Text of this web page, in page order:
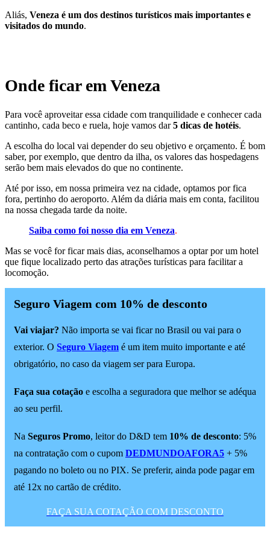
Aliás, Veneza é um dos destinos turísticos mais importantes e
visitados do mundo.
Onde ficar em Veneza
Para você aproveitar essa cidade com tranquilidade e conhecer cada
cantinho, cada beco e ruela, hoje vamos dar5 dicas de hotéis.
A escolha do local vai depender do seu objetivo e orçamento. É bom
saber, por exemplo, que dentro da ilha, os valores das hospedagens
serão bem mais elevados do que no continente.
Até por isso, em nossa primeira vez na cidade, optamos por fica
fora, pertinho do aeroporto. Além da diária mais em conta, facilitou
na nossa chegada tarde da noite.
Saiba como foi nosso dia em Veneza.
Mas se você for ficar mais dias, aconselhamos a optar por um hotel
que fique localizado perto das atrações turísticas para facilitar a
locomoção.
Seguro Viagem com 10% de desconto
Vai viajar? Não importa se vai ficar no Brasil ou vai para o
exterior. O Seguro Viagem é um item muito importante e até
obrigatório, no caso da viagem ser para Europa.
Faça sua cotação e escolha a seguradora que melhor se adéqua
ao seu perfil.
Na Seguros Promo, leitor do D&D tem 10% de desconto: 5%
na contratação com o cupom DEDMUNDOAFORA5 + 5%
pagando no boleto ou no PIX. Se preferir, ainda pode pagar em
até 12x no cartão de crédito.
FAÇA SUA COTAÇÃO COM DESCONTO